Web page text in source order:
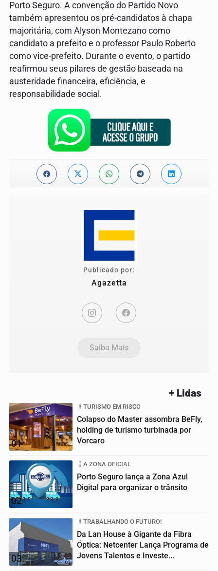
Porto Seguro. A convenção do Partido Novo
também apresentou os pré-candidatos à chapa
majoritária, com Alyson Montezano como
candidato a prefeito e o professor Paulo Roberto
como vice-prefeito. Durante o evento, o partido
reafirmou seus pilares de gestão baseada na
austeridade financeira, eficiência, e
responsabilidade social.
Publicado por:
Agazetta
Saiba Mais
+ Lidas
01
TURISMO EM RISCO
Colapso do Master assombra BeFly,
holding de turismo turbinada por
Vorcaro
02
A ZONA OFICIAL
Porto Seguro lança a Zona Azul
Digital para organizar o trânsito
03
TRABALHANDO O FUTURO!
Da Lan House à Gigante da Fibra
Óptica: Netcenter Lança Programa de
Jovens Talentos e Investe...